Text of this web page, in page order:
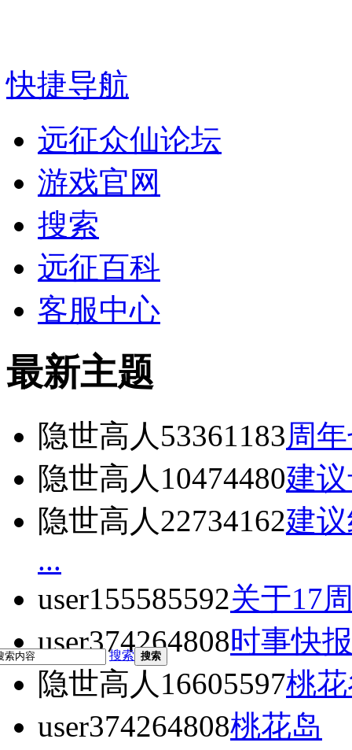
快捷导航
远征众仙论坛
游戏官网
搜索
远征百科
客服中心
搜索 搜索
最新主题
隐世高人53361183周
隐世高人10474480建
隐世高人22734162建
...
user155585592关于17
user374264808时事快
隐世高人16605597桃
user374264808桃花岛